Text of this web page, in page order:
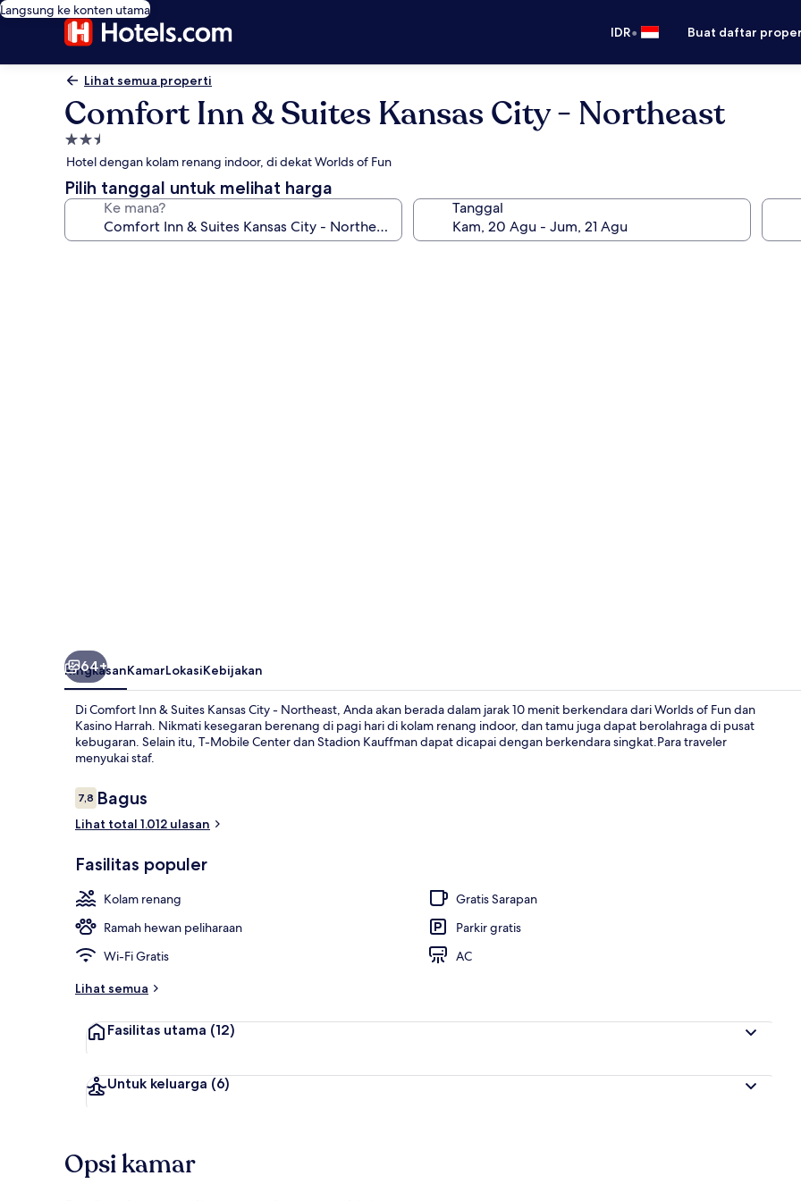
Langsung ke konten utama
IDR• Buat daftar
Lihat semua properti
Comfort Inn & Suites Kansas City - Northeast
Properti
bintang
2.5
Hotel dengan kolam renang indoor, di dekat Worlds of Fun
Pilih tanggal untuk melihat harga
Ke mana? Tanggal
64+
RingkasanKamarLokasiKebijakan
Di Comfort Inn & Suites Kansas City - Northeast, Anda akan berada dalam jarak 10 menit berkendara dari Worlds of Fun dan
Kasino Harrah. Nikmati kesegaran berenang di pagi hari di kolam renang indoor, dan tamu juga dapat berolahraga di pusat
kebugaran. Selain itu, T-Mobile Center dan Stadion Kauffman dapat dicapai dengan berkendara singkat.Para traveler
menyukai staf.
Ulasan
7,87,8 dari 10
Bagus
Lihat total 1.012 ulasan
Fasilitas populer
Kolam renang
Gratis Sarapan
Ramah hewan peliharaan
Parkir gratis
Wi-Fi Gratis
AC
Lihat semua
Fasilitas utama (12)
Untuk keluarga (6)
Opsi kamar